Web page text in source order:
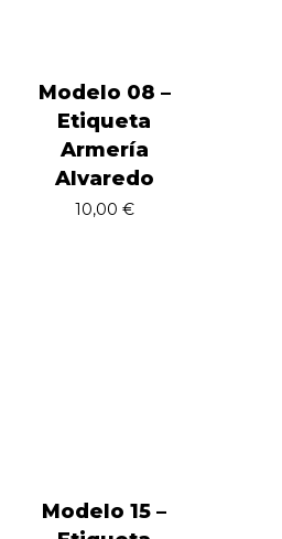
Modelo 08 –
Etiqueta
Armería
Alvaredo
10,00 €
Modelo 15 –